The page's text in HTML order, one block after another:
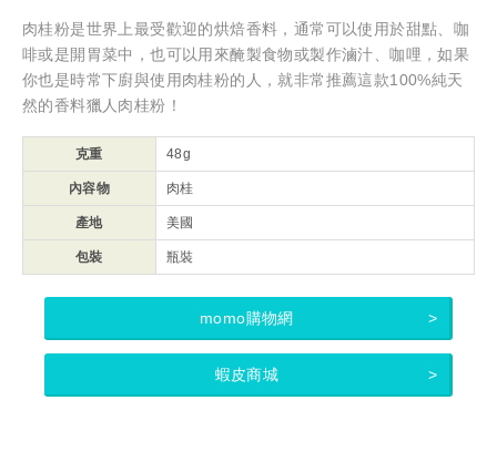
肉桂粉是世界上最受歡迎的烘焙香料，通常可以使用於甜點、咖
啡或是開胃菜中，也可以用來醃製食物或製作滷汁、咖哩，如果
你也是時常下廚與使用肉桂粉的人，就非常推薦這款100%純天
然的香料獵人肉桂粉！
克重 48g
內容物 肉桂
產地 美國
包裝 瓶裝
momo購物網
蝦皮商城